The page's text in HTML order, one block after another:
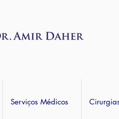
Serviços Médicos